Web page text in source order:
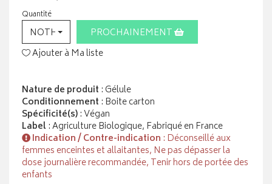
Quantité
NOTHING SELECTEDPROCHAINEMENT
Ajouter à Ma liste
Nature de produit : Gélule
Conditionnement : Boite carton
Spécificité(s): Végan
Label: Agriculture Biologique, Fabriqué en France
Indication / Contre-indication : Déconseillé aux
femmes enceintes et allaitantes, Ne pas dépasser la
dose journalière recommandée, Tenir hors de portée des
enfants